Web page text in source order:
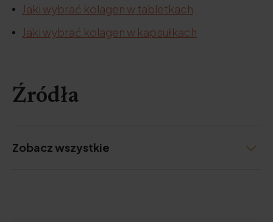
Jaki wybrać kolagen w tabletkach
Jaki wybrać kolagen w kapsułkach
Źródła
Zobacz wszystkie